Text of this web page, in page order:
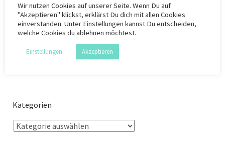
KategorieInfo-Material,Marketing,ZIMS ,ZIMS 3 SchlagwörterBefund MS
Extralife,hochglanz, Lidwina,Living MS,Marketing,MS,MS persönlich,Multiple
Sklerose
Kategorien
Wir nutzen Cookies auf unserer Seite. Wenn Du auf
"Akzeptieren" klickst, erklärst Du dich mit allen Cookies
einverstanden. Unter Einstellungen kannst Du entscheiden,
welche Cookies du ablehnen möchtest.
Einstellungen Akzeptieren